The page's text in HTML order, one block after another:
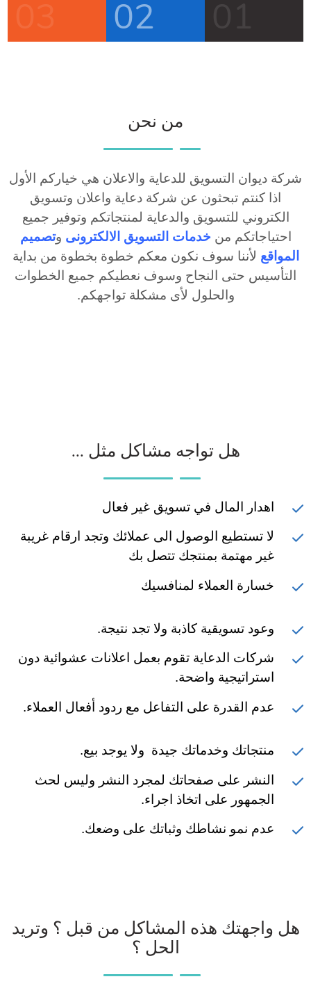
02
من نحن
شركة ديوان التسويق للدعاية والاعلان هي خياركم الأول
اذا كنتم تبحثون عن شركة دعاية واعلان وتسويق
الكتروني للتسويق والدعاية لمنتجاتكم وتوفير جميع
احتياجاتكم من خدمات التسويق الالكترونى وتصميم
المواقع لأننا سوف نكون معكم خطوة بخطوة من بداية
التأسيس حتى النجاح وسوف نعطيكم جميع الخطوات
والحلول لأى مشكلة تواجهكم.
هل تواجه مشاكل مثل ...
اهدار المال في تسويق غير فعال
لا تستطيع الوصول الى عملائك وتجد ارقام غريبة
غير مهتمة بمنتجك تتصل بك
خسارة العملاء لمنافسيك
وعود تسويقية كاذبة ولا تجد نتيجة.
شركات الدعاية تقوم بعمل اعلانات عشوائية دون
استراتيجية واضحة.
عدم القدرة على التفاعل مع ردود أفعال العملاء.
منتجاتك وخدماتك جيدة ولا يوجد بيع.
النشر على صفحاتك لمجرد النشر وليس لحث
الجمهور على اتخاذ اجراء.
عدم نمو نشاطك وثباتك على وضعك.
هل واجهتك هذه المشاكل من قبل ؟ وتريد
الحل ؟